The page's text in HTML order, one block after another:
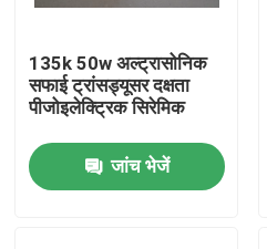
135k 50w अल्ट्रासोनिक
सफाई ट्रांसड्यूसर दक्षता
पीजोइलेक्ट्रिक सिरेमिक
जांच भेजें